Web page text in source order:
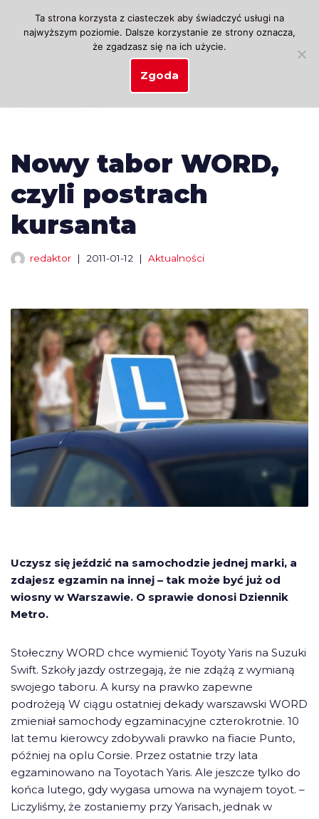
Przejdź
Nowy tabor WORD,
czyli postrach
kursanta
redaktor 2011-01-12 Aktualności
Uczysz się jeździć na samochodzie jednej marki, a
zdajesz egzamin na innej – tak może być już od
wiosny w Warszawie. O sprawie donosi Dziennik
Metro.
Stołeczny WORD chce wymienić Toyoty Yaris na Suzuki
Swift. Szkoły jazdy ostrzegają, że nie zdążą z wymianą
swojego taboru. A kursy na prawko zapewne
podrożeją W ciągu ostatniej dekady warszawski WORD
zmieniał samochody egzaminacyjne czterokrotnie. 10
lat temu kierowcy zdobywali prawko na fiacie Punto,
później na oplu Corsie. Przez ostatnie trzy lata
egzaminowano na Toyotach Yaris. Ale jeszcze tylko do
końca lutego, gdy wygasa umowa na wynajem toyot. –
Liczyliśmy, że zostaniemy przy Yarisach, jednak w
Ta strona korzysta z ciasteczek aby świadczyć usługi na
najwyższym poziomie. Dalsze korzystanie ze strony oznacza,
że zgadzasz się na ich użycie.
Zgoda